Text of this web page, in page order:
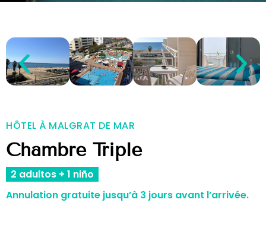
HÔTEL À MALGRAT DE MAR
Chambre Triple
2 adultos + 1 niño
Annulation gratuite jusqu’à 3 jours avant l’arrivée.